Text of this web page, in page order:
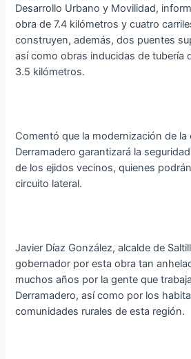
Desarrollo Urbano y Movilidad,
obra de 7.4 kilómetros y cuatro
construyen, además, dos puentes
así como obras inducidas de tubería
3.5 kilómetros.
Comentó que la modernización de la
Derramadero garantizará la
de los ejidos vecinos, quienes
circuito lateral.
Javier Díaz González, alcalde de
gobernador por esta obra tan
muchos años por la gente que
Derramadero, así como por los
comunidades rurales de esta región.